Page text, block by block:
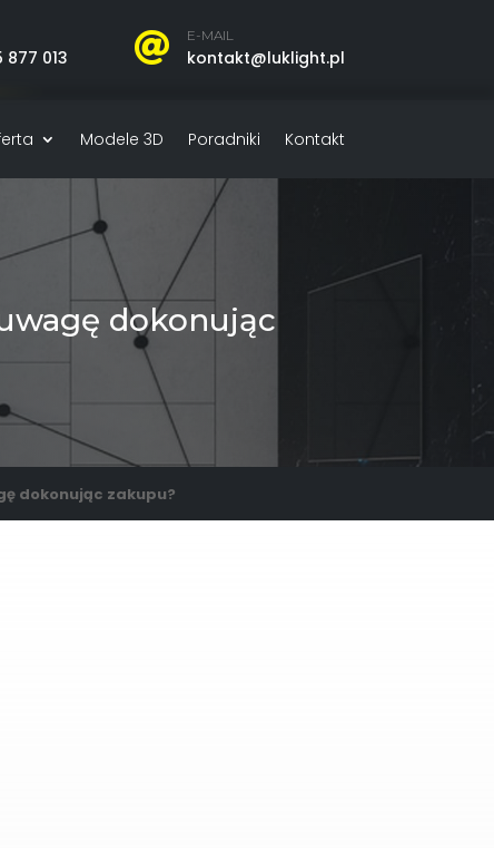
877 013  E-MAIL
kontakt@luklight.pl
Modele 3D Poradniki Kontakt
dokonując
dokonując zakupu?